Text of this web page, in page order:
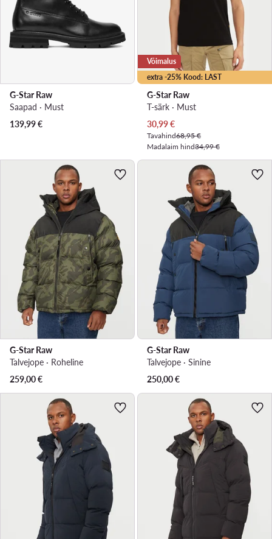
G-Star Raw
Saapad · Must
139,99€
extra -25% Kood: LAST
Võimalus
G-Star Raw
T-särk · Must
Praegune hind
30,99€
Tavahind68,95 €
Madalaim hind34,99 €
G-Star Raw
Talvejope · Roheline
259,00€
G-Star Raw
Talvejope · Sinine
250,00€